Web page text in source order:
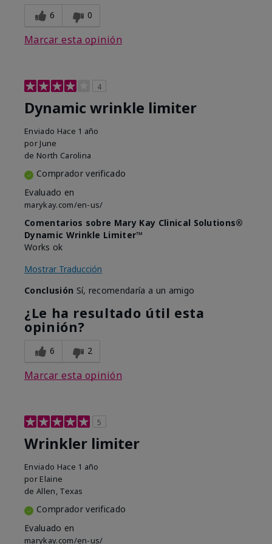
6 0
Marcar esta opinión
4
Dynamic wrinkle limiter
Enviado Hace 1 año
por June
de North Carolina
Comprador verificado
Evaluado en
marykay.com/en-us/
Comentarios sobre Mary Kay Clinical Solutions®
Dynamic Wrinkle Limiter™
Works ok
Mostrar Traducción
Conclusión Sí, recomendaría a un amigo
¿Le ha resultado útil esta
opinión?
6 2
Marcar esta opinión
5
Wrinkler limiter
Enviado Hace 1 año
por Elaine
de Allen, Texas
Comprador verificado
Evaluado en
marykay.com/en-us/